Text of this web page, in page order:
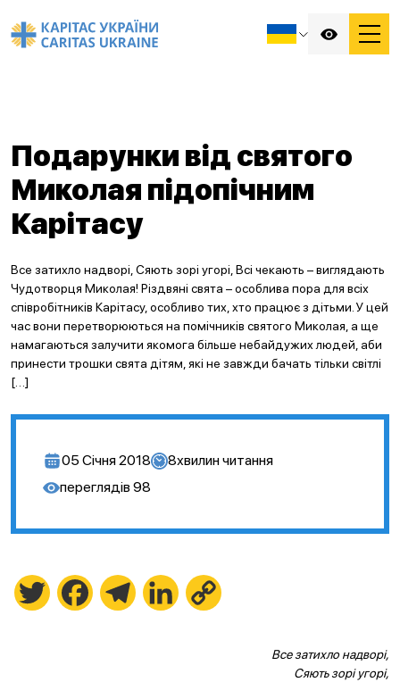
Подарунки від святого
Миколая підопічним
Карітасу
Все затихло надворі, Сяють зорі угорі, Всі чекають – виглядають
Чудотворця Миколая! Різдвяні свята – особлива пора для всіх
співробітників Карітасу, особливо тих, хто працює з дітьми. У цей
час вони перетворюються на помічників святого Миколая, а ще
намагаються залучити якомога більше небайдужих людей, аби
принести трошки свята дітям, які не завжди бачать тільки світлі
[…]
05 Січня 2018 8хвилин читання
переглядів 98
Twitter FacebookTelegramLinkedIn
Все затихло надворі,
Сяють зорі угорі,